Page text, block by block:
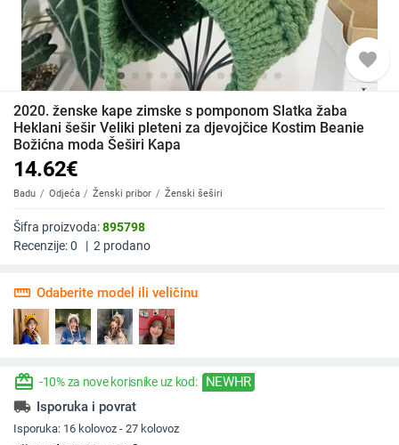
favorite
2020. ženske kape zimske s pomponom Slatka žaba
Heklani šešir Veliki pleteni za djevojčice Kostim Beanie
Božićna moda Šeširi Kapa
14.62€
Badu Odjeća Ženski pribor Ženski šeširi
Šifra proizvoda:895798
Recenzije:0 | 2 prodano
straighten Odaberite model ili veličinu
redeem -10% za nove korisnike uz kod: NEWHR
local_shipping Isporuka i povrat
Isporuka: 16 kolovoz - 27 kolovoz